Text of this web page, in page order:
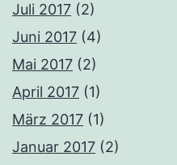
Juli 2017 (2)
Juni 2017 (4)
Mai 2017 (2)
April 2017 (1)
März 2017 (1)
Januar 2017 (2)